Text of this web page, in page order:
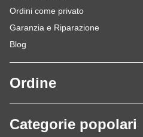
Ordini come privato
Garanzia e Riparazione
Blog
Ordine
Categorie popolari